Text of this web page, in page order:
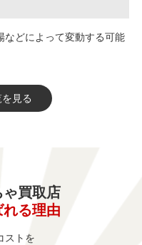
どによって変動する可能
見る
買取店
れる理由
ストを